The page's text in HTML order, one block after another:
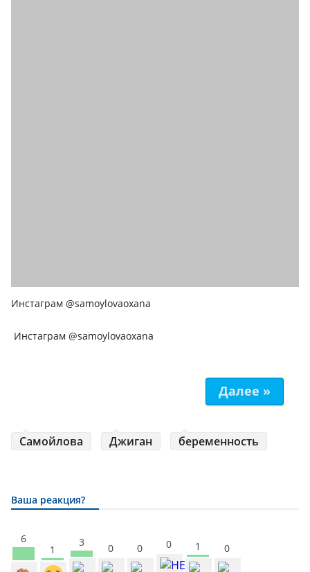
Инстаграм @samoylovaoxana
Инстаграм @samoylovaoxana
Далее »
Самойлова Джиган беременность
Ваша реакция?
6
1
3 0 0 0 1 0